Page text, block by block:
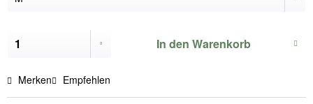
In den Warenkorb
Merken Empfehlen